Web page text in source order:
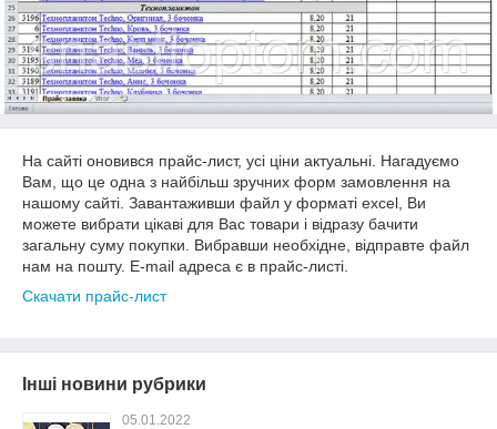
На сайті оновився прайс-лист, усі ціни актуальні. Нагадуємо
Вам, що це одна з найбільш зручних форм замовлення на
нашому сайті. Завантаживши файл у форматі excel, Ви
можете вибрати цікаві для Вас товари і відразу бачити
загальну суму покупки. Вибравши необхідне, відправте файл
нам на пошту. E-mail адреса є в прайс-листі.
Скачати прайс-лист
Інші новини рубрики
05.01.2022